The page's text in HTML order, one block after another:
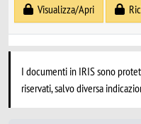
Visualizza/Apri
I documenti in IRIS sono
riservati, salvo diversa